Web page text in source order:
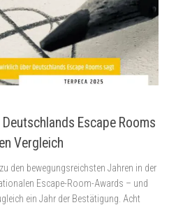
Deutschlands Escape Rooms
Vergleich
den bewegungsreichsten Jahren in der
Escape-Room-Awards – und
ein Jahr der Bestätigung. Acht